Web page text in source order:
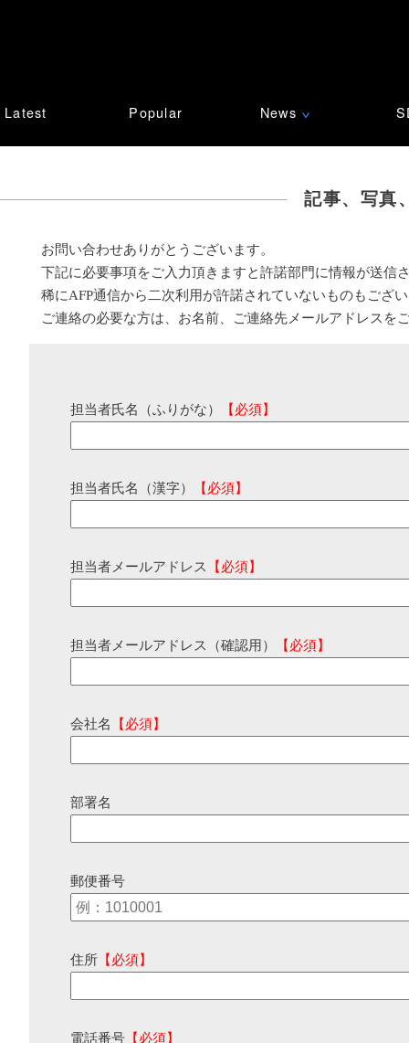
Latest Popular News ∨
記事、写真
お問い合わせありがとうございます。
下記に必要事項をご入力頂きますと許諾部門に情報が送信
稀にAFP通信から二次利用が許諾されていないものもござ
ご連絡の必要な方は、お名前、ご連絡先メールアドレスを
担当者氏名（ふりがな） 【必須】
担当者氏名（漢字） 【必須】
担当者メールアドレス 【必須】
担当者メールアドレス（確認用） 【必須】
会社名 【必須】
部署名
郵便番号
住所 【必須】
電話番号 【必須】